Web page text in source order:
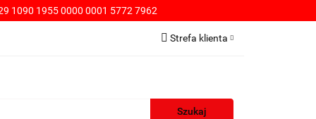
29 1090 1955 0000 0001 5772 7962
Strefa klienta
Zarejestruj się
PŁATNOŚCI